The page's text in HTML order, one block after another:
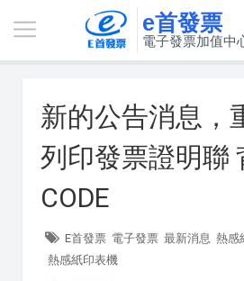
e首發票
電子發票加值中
新的公告消息，
列印發票證明聯
CODE
E首發票 電子發票 最新消息 熱感
熱感紙印表機